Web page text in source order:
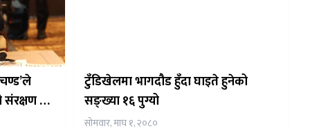
गर्नु
छन्
टुँडिखेलमा भागदौड हुँदा घाइते हुनेको
सङ्ख्या १६ पुग्यो
सोमवार, माघ १, २०८०